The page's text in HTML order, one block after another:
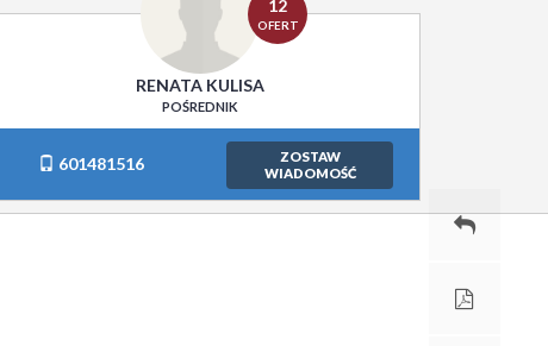
12
OFERT
RENATA KULISA
POŚREDNIK
601481516
ZOSTAW
WIADOMOŚĆ